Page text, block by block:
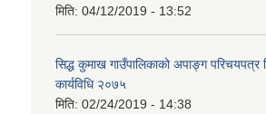
मिति: 04/12/2019 - 13:52
सिद्ध कुमाख गाउँपालिकाको अपाङ्ग परिचयपत्र
कार्यविधि २०७५
मिति: 02/24/2019 - 14:38